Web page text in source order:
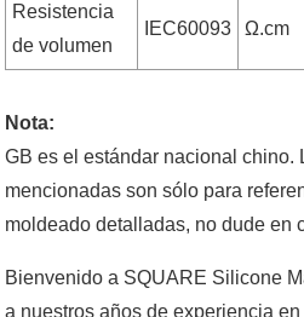
Resistencia
de volumen
IEC60093 Ω.cm
Nota:
GB es el estándar nacional chino.
mencionadas son sólo para
moldeado detalladas, no dude en
Bienvenido a SQUARE Silicone
a nuestros años de experiencia